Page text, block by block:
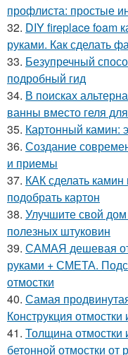
профлиста: простые
32. DIY fireplace foam
руками. Как сделать
33. Безупречный
подробный гид
34. В поисках
ванны вместо геля
35. Картонный камин:
36. Создание
и приемы
37. КАК сделать
подобрать картон
38. Улучшите свой
полезных штуковин
39. САМАЯ дешевая
руками + СМЕТА.
отмостки
40. Самая
Конструкция
41. Толщина отмостки
бетонной отмостки от